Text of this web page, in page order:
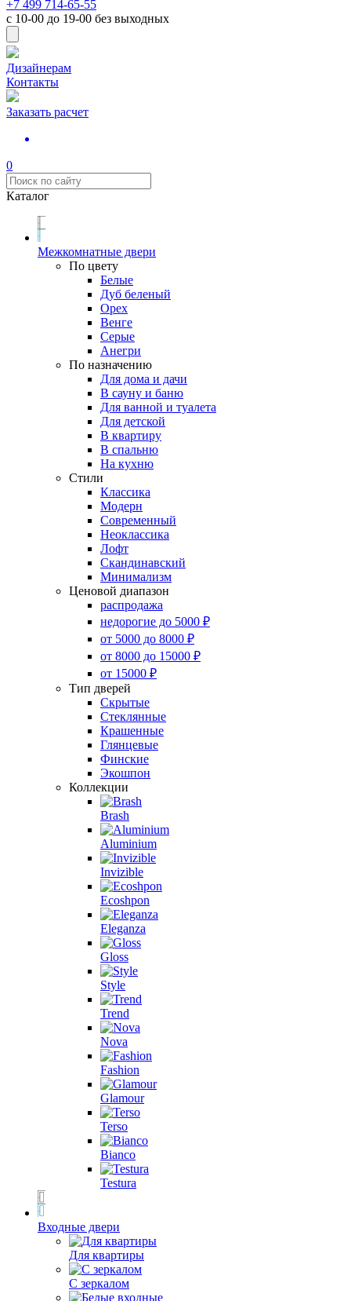
+7 499 714-65-55
с 10-00 до 19-00 без выходных
Дизайнерам
Контакты
Заказать расчет
0
Каталог
Межкомнатные двери
По цвету
Белые
Дуб беленый
Орех
Венге
Серые
Анегри
По назначению
Для дома и дачи
В сауну и баню
Для ванной и туалета
Для детской
В квартиру
В спальню
На кухню
Стили
Классика
Модерн
Современный
Неоклассика
Лофт
Скандинавский
Минимализм
Ценовой диапазон
распродажа
недорогие до 5000 ₽
от 5000 до 8000 ₽
от 8000 до 15000 ₽
от 15000 ₽
Тип дверей
Скрытые
Стеклянные
Крашенные
Глянцевые
Финские
Экошпон
Коллекции
Brash
Aluminium
Invizible
Ecoshpon
Eleganza
Gloss
Style
Trend
Nova
Fashion
Glamour
Terso
Bianco
Testura
Входные двери
Для квартиры
С зеркалом